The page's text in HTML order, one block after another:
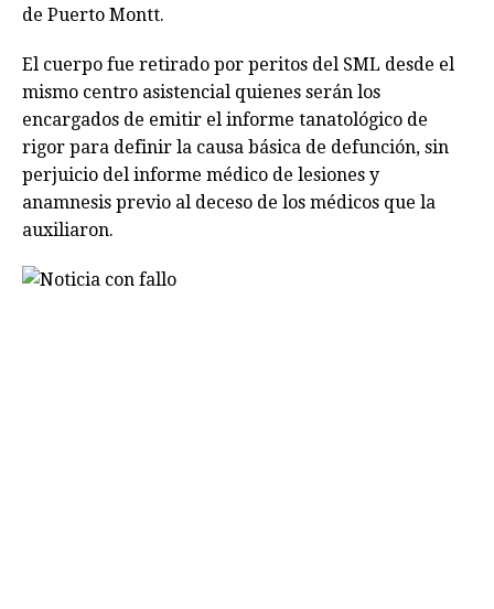
de Puerto Montt.
El cuerpo fue retirado por peritos del SML desde el
mismo centro asistencial quienes serán los
encargados de emitir el informe tanatológico de
rigor para definir la causa básica de defunción, sin
perjuicio del informe médico de lesiones y
anamnesis previo al deceso de los médicos que la
auxiliaron.